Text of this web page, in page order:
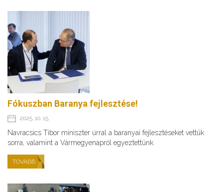
Fókuszban Baranya fejlesztése!
2025. 10. 15.
Navracsics Tibor miniszter úrral a baranyai fejlesztéseket vettük
sorra, valamint a Vármegyenapról egyeztettünk.
TOVÁBB